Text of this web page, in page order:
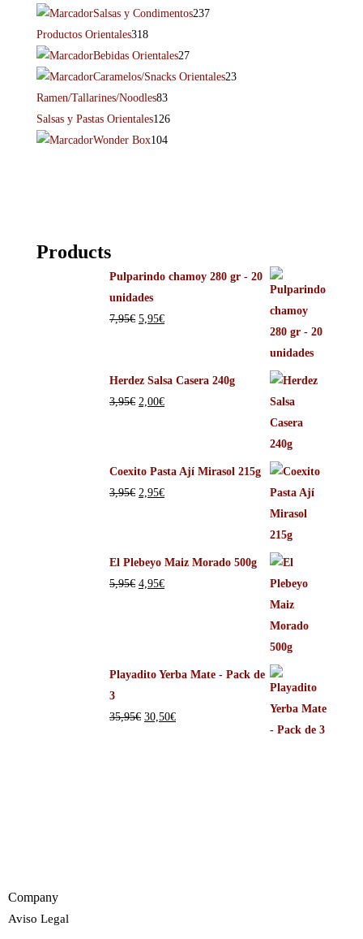
Salsas y Condimentos237
Productos Orientales318
Bebidas Orientales27
Caramelos/Snacks Orientales23
Ramen/Tallarines/Noodles83
Salsas y Pastas Orientales126
Wonder Box104
Products
Pulparindo chamoy 280 gr - 20
unidades
7,95€ 5,95€
Herdez Salsa Casera 240g
3,95€ 2,00€
Coexito Pasta Ají Mirasol 215g
3,95€ 2,95€
El Plebeyo Maiz Morado 500g
5,95€ 4,95€
Playadito Yerba Mate - Pack de
3
35,95€ 30,50€
Company
Aviso Legal